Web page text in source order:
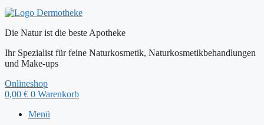
Die Natur ist die beste Apotheke
Ihr Spezialist für feine Naturkosmetik, Naturkosmetikbehandlungen
und Make-ups
Onlineshop
0,00 € 0 Warenkorb
Menü